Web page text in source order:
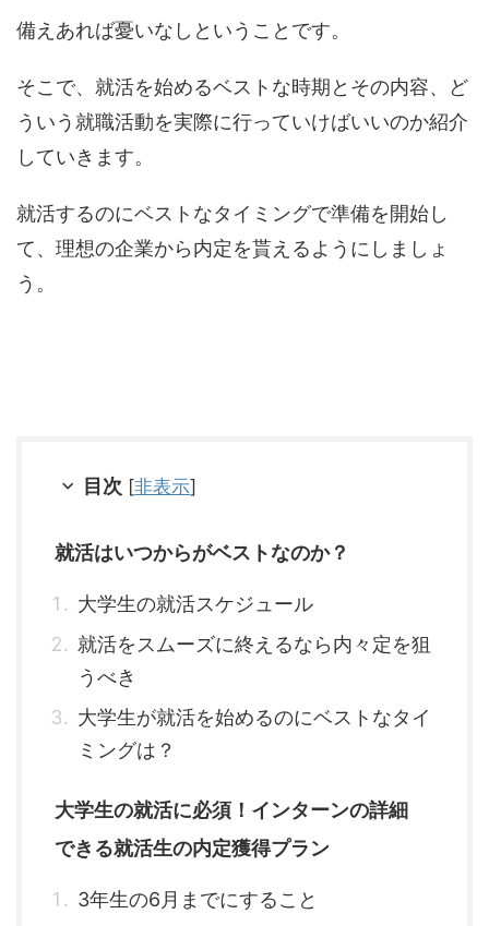
備えあれば憂いなしということです。
そこで、就活を始めるベストな時期とその内容、ど
ういう就職活動を実際に行っていけばいいのか紹介
していきます。
就活するのにベストなタイミングで準備を開始し
て、理想の企業から内定を貰えるようにしましょ
う。
目次 [非表示]
就活はいつからがベストなのか？
大学生の就活スケジュール
就活をスムーズに終えるなら内々定を狙
うべき
大学生が就活を始めるのにベストなタイ
ミングは？
大学生の就活に必須！インターンの詳細
できる就活生の内定獲得プラン
3年生の6月までにすること